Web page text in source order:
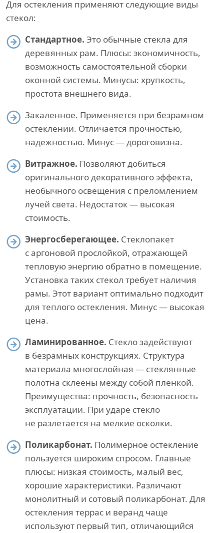
Для остекления применяют следующие виды
стекол:
Стандартное. Это обычные стекла для
деревянных рам. Плюсы: экономичность,
возможность самостоятельной сборки
оконной системы. Минусы: хрупкость,
простота внешнего вида.
Закаленное. Применяется при безрамном
остеклении. Отличается прочностью,
надежностью. Минус — дороговизна.
Витражное. Позволяют добиться
оригинального декоративного эффекта,
необычного освещения с преломлением
лучей света. Недостаток — высокая
стоимость.
Энергосберегающее. Стеклопакет
с аргоновой прослойкой, отражающей
тепловую энергию обратно в помещение.
Установка таких стекол требует наличия
рамы. Этот вариант оптимально подходит
для теплого остекления. Минус — высокая
цена.
Ламинированное. Стекло задействуют
в безрамных конструкциях. Структура
материала многослойная — стеклянные
полотна склеены между собой пленкой.
Преимущества: прочность, безопасность
эксплуатации. При ударе стекло
не разлетается на мелкие осколки.
Поликарбонат. Полимерное остекление
пользуется широким спросом. Главные
плюсы: низкая стоимость, малый вес,
хорошие характеристики. Различают
монолитный и сотовый поликарбонат. Для
остекления террас и веранд чаще
используют первый тип, отличающийся